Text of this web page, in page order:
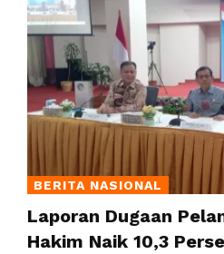
BERITA NASIONAL
Laporan Dugaan
Hakim Naik 10,3